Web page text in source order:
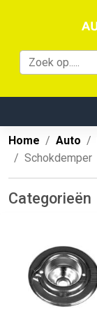
Home Auto
Schokdemper
Categorieën